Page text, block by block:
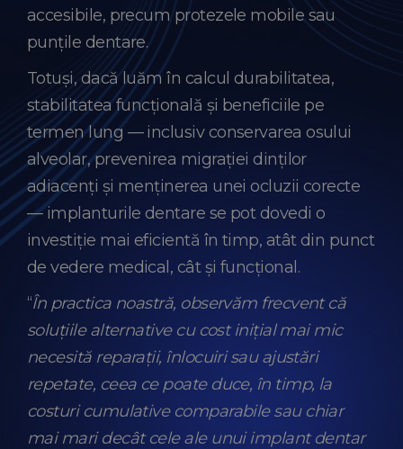
accesibile, precum protezele mobile sau
punțile dentare.
Totuși, dacă luăm în calcul durabilitatea,
stabilitatea funcțională și beneficiile pe
termen lung — inclusiv conservarea osului
alveolar, prevenirea migrației dinților
adiacenți și menținerea unei ocluzii corecte
— implanturile dentare se pot dovedi o
investiție mai eficientă în timp, atât din punct
de vedere medical, cât și funcțional.
“În practica noastră, observăm frecvent că
soluțiile alternative cu cost inițial mai mic
necesită reparații, înlocuiri sau ajustări
repetate, ceea ce poate duce, în timp, la
costuri cumulative comparabile sau chiar
mai mari decât cele ale unui implant dentar